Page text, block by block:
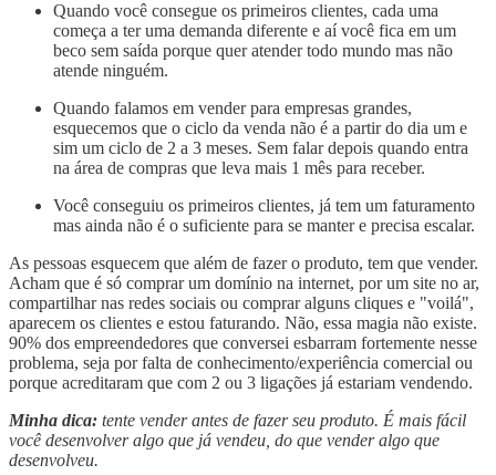
Quando você consegue os primeiros clientes, cada uma
começa a ter uma demanda diferente e aí você fica em um
beco sem saída porque quer atender todo mundo mas não
atende ninguém.
Quando falamos em vender para empresas grandes,
esquecemos que o ciclo da venda não é a partir do dia um e
sim um ciclo de 2 a 3 meses. Sem falar depois quando entra
na área de compras que leva mais 1 mês para receber.
Você conseguiu os primeiros clientes, já tem um faturamento
mas ainda não é o suficiente para se manter e precisa escalar.
As pessoas esquecem que além de fazer o produto, tem que vender.
Acham que é só comprar um domínio na internet, por um site no ar,
compartilhar nas redes sociais ou comprar alguns cliques e "voilá",
aparecem os clientes e estou faturando. Não, essa magia não existe.
90% dos empreendedores que conversei esbarram fortemente nesse
problema, seja por falta de conhecimento/experiência comercial ou
porque acreditaram que com 2 ou 3 ligações já estariam vendendo.
Minha dica: tente vender antes de fazer seu produto. É mais fácil
você desenvolver algo que já vendeu, do que vender algo que
desenvolveu.